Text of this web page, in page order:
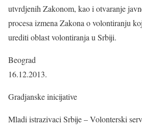
utvrdjenih Zakonom, kao i otvaranje
procesa izmena Zakona o volontiranju
urediti oblast volontiranja u Srbiji.
Beograd
16.12.2013.
Gradjanske inicijative
Mladi istrazivaci Srbije – Volonterski